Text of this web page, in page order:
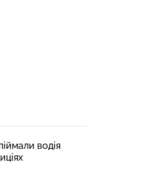
водія